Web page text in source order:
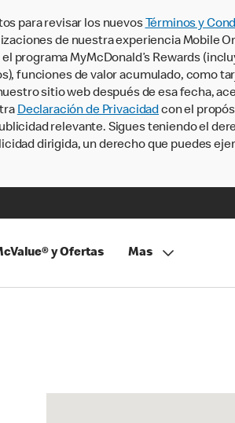
para revisar los nuevos Términos y
de nuestra experiencia Mobile
MyMcDonald’s Rewards
funciones de valor acumulado, como
sitio web después de esa fecha,
Declaración de Privacidadcon el
relevante. Sigues teniendo el
dirigida, un derecho que puedes
y Ofertas Mas